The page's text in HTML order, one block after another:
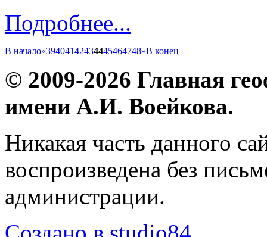
Подробнее...
В начало«39404142434445464748»В конец
© 2009-2026 Главная
имени А.И. Воейкова.
Никакая часть данного
воспроизведена без
администрации.